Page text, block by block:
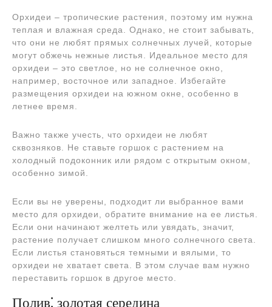
Орхидеи – тропические растения, поэтому им нужна
теплая и влажная среда. Однако, не стоит забывать,
что они не любят прямых солнечных лучей, которые
могут обжечь нежные листья. Идеальное место для
орхидеи – это светлое, но не солнечное окно,
например, восточное или западное. Избегайте
размещения орхидеи на южном окне, особенно в
летнее время.
Важно также учесть, что орхидеи не любят
сквозняков. Не ставьте горшок с растением на
холодный подоконник или рядом с открытым окном,
особенно зимой.
Если вы не уверены, подходит ли выбранное вами
место для орхидеи, обратите внимание на ее листья.
Если они начинают желтеть или увядать, значит,
растение получает слишком много солнечного света.
Если листья становяться темными и вялыми, то
орхидеи не хватает света. В этом случае вам нужно
переставить горшок в другое место.
Полив⁚ золотая середина